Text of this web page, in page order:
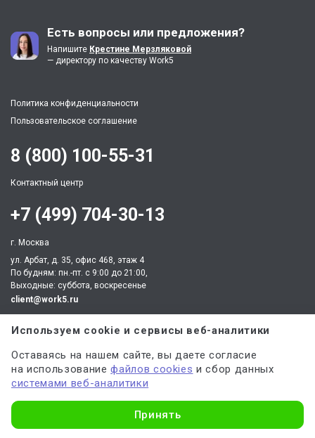
Есть вопросы или предложения?
Напишите Крестине Мерзляковой
— директору по качеству Work5
Политика конфиденциальности
Пользовательское соглашение
Партнер по процессингу электронных платежей
Партнер по обеспечению безопасных платежей
8 (800) 100-55-31
Контактный центр
+7 (499) 704-30-13
г. Москва
ул. Арбат, д. 35, офис 468, этаж 4
По будням: пн.-пт. c 9:00 до 21:00,
Выходные: суббота, воскресенье
client@work5.ru
Используем cookie и сервисы веб-аналитики
Оставаясь на нашем сайте, вы даете согласие
на использованиефайлов cookies и сбор данных
системами веб-аналитики
Принять